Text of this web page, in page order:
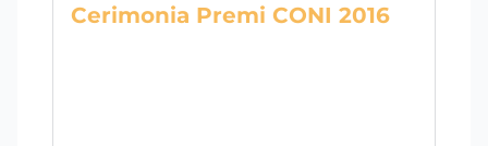
Cerimonia Premi CONI 2016